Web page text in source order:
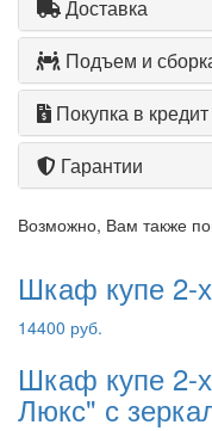
Доставка
Подъем и
Покупка в кредит
Гарантии
Возможно, Вам также
Шкаф купе 2-
14400 руб.
Шкаф купе 2-
Люкс" с